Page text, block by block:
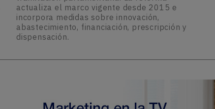
actualiza el marco vigente desde 2015 e
incorpora medidas sobre innovación,
abastecimiento, financiación, prescripción y
dispensación.